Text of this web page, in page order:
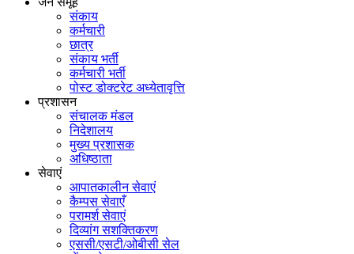
संकाय
कर्मचारी
छात्र
संकाय भर्ती
कर्मचारी भर्ती
पोस्‍ट डोक्‍टरेट अध्‍येतावृत्ति
प्रशासन
संचालक मंडल
निदेशालय
मुख्य प्रशासक
अधिष्ठाता
सेवाएं
आपातकालीन सेवाएं
कैम्पस सेवाएँ
परामर्श सेवाएं
दिव्यांग सशक्तिकरण
एससी/एसटी/ओबीसी सेल